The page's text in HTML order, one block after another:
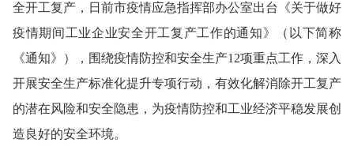
全开工复产，日前市疫情应急指挥部办公室出台《关于做好
疫情期间工业企业安全开工复产工作的通知》（以下简称
《通知》），围绕疫情防控和安全生产12项重点工作，深入
开展安全生产标准化提升专项行动，有效化解消除开工复产
的潜在风险和安全隐患，为疫情防控和工业经济平稳发展创
造良好的安全环境。